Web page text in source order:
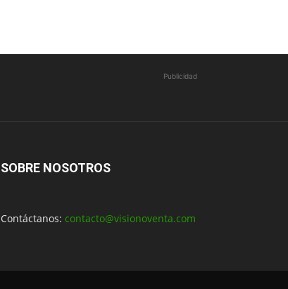
Publicidad
SOBRE NOSOTROS
Contáctanos: contacto@visionoventa.com